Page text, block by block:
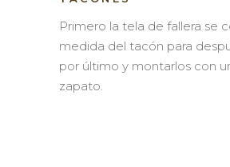
Primero la tela de fallera se
medida del tacón para
por último y montarlos con
zapato.